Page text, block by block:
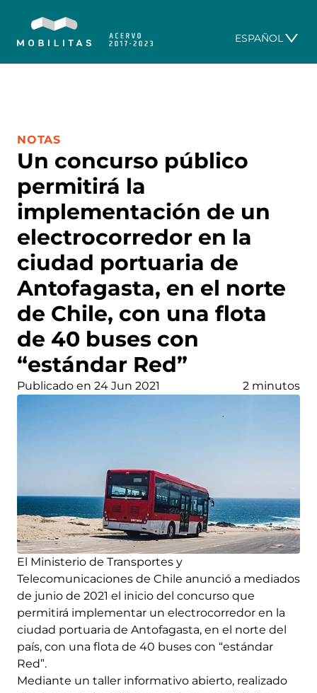
ESPAÑOL
Un concurso público
permitirá la
implementación de un
electrocorredor en la
ciudad portuaria de
Antofagasta, en el norte
de Chile, con una flota
de 40 buses con
“estándar Red”
CATEGORÍA:
NOTAS
Publicado en 24 Jun 2021 2 minutos
El Ministerio de Transportes y
Telecomunicaciones de Chile anunció a mediados
de junio de 2021 el inicio del concurso que
permitirá implementar un electrocorredor en la
ciudad portuaria de Antofagasta, en el norte del
país, con una flota de 40 buses con “estándar
Red”.
Mediante un taller informativo abierto, realizado